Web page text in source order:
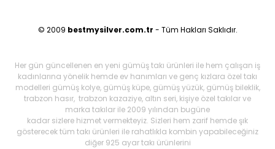
© 2009 bestmysilver.com.tr - Tüm Hakları Saklıdır.
Her gün güncellenen en yeni gümüş takı ürünleri ile hem çalışan iş
kadınlarına yönelik hemde ev hanımları ve genç kızlara özel takı
modelleri gümüş kolye, gümüş küpe, gümüş yüzük, gümüş bileklik,
trabzon hasır, trabzon kazaziye, altın seri, kişiye özel takılar ve
marka takılar ile 2009 yılından bugüne
kadar sizlere hizmet vermekteyiz. Sizleri hem zarif hemde şık
gösterecek tüm takı ürünleri ile rahatlıkla kombin yapabileceğiniz
diğer 925 ayar takı ürünlerini